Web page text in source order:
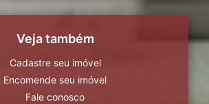
Veja também
Cadastre seu imóvel
Encomende seu imóvel
Fale conosco